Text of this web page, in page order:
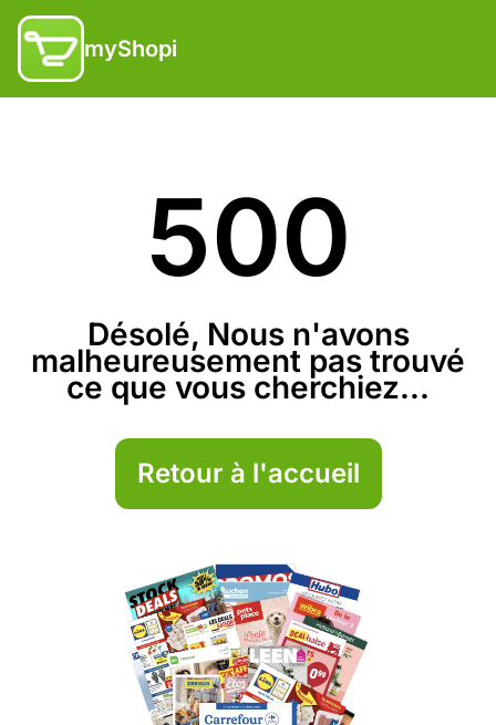
myShopi
500
Désolé, Nous n'avons
malheureusement pas trouvé
ce que vous cherchiez...
Retour à l'accueil